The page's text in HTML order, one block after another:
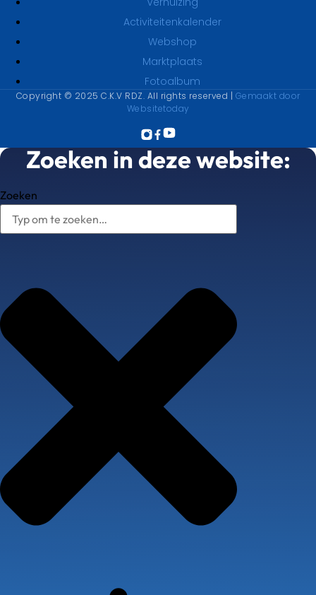
Activiteitenkalender
Webshop
Marktplaats
Fotoalbum
Copyright © 2025 C.K.V RDZ. All rights reserved | Gemaakt door
Websitetoday
Zoeken in deze website:
Zoeken